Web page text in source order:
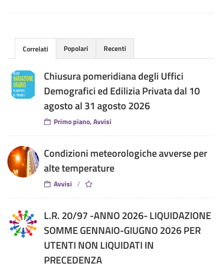
Correlati Popolari Recenti
Chiusura pomeridiana degli Uffici
Demografici ed Edilizia Privata dal 10
agosto al 31 agosto 2026
Primo piano, Avvisi
Condizioni meteorologiche avverse per
alte temperature
Avvisi
L.R. 20/97 -ANNO 2026- LIQUIDAZIONE
SOMME GENNAIO-GIUGNO 2026 PER
UTENTI NON LIQUIDATI IN
PRECEDENZA